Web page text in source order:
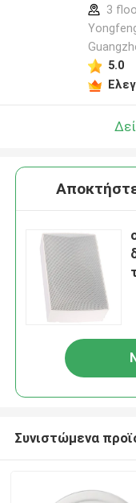
3
5.0
Συνιστώμενα